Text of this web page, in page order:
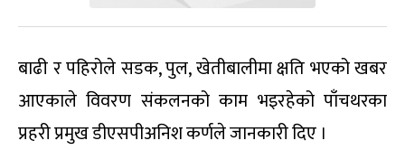
बाढी र पहिरोले सडक, पुल, खेतीबालीमा क्षति भएको खबर
आएकाले विवरण संकलनको काम भइरहेको पाँचथरका
प्रहरी प्रमुख डीएसपीअनिश कर्णले जानकारी दिए ।